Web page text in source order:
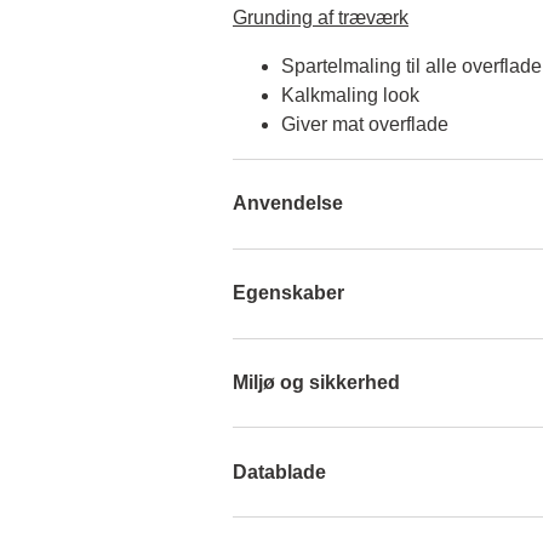
Grunding af træværk
Spartelmaling til alle
Kalkmaling look
Giver mat overflade
Anvendelse
Egenskaber
Miljø og sikkerhed
Datablade